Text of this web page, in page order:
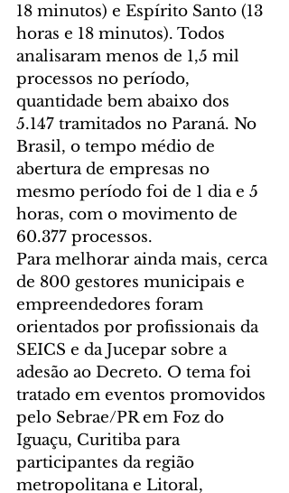
18 minutos) e Espírito Santo (13
horas e 18 minutos). Todos
analisaram menos de 1,5 mil
processos no período,
quantidade bem abaixo dos
5.147 tramitados no Paraná. No
Brasil, o tempo médio de
abertura de empresas no
mesmo período foi de 1 dia e 5
horas, com o movimento de
60.377 processos.
Para melhorar ainda mais, cerca
de 800 gestores municipais e
empreendedores foram
orientados por profissionais da
SEICS e da Jucepar sobre a
adesão ao Decreto. O tema foi
tratado em eventos promovidos
pelo Sebrae/PR em Foz do
Iguaçu, Curitiba para
participantes da região
metropolitana e Litoral,